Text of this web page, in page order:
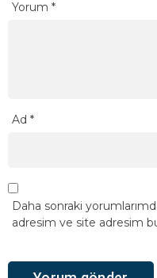
Yorum *
Ad *
Daha sonraki
adresim ve site adresim